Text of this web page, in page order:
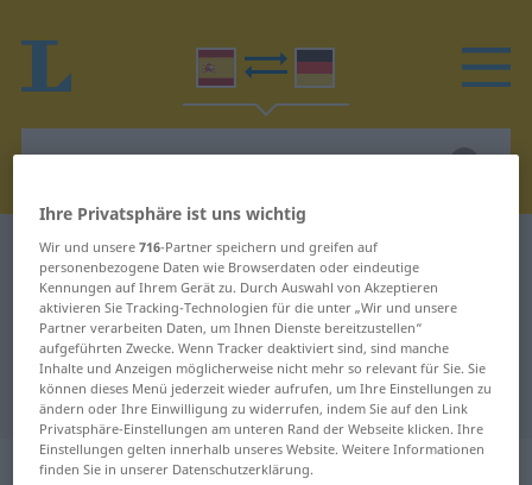
Spanisch-Deutsch Wörterbuch moquear
Spanisch-Deutsch Übersetzung für
"moquear"
"moquear" Deutsch Übersetzung
„moquear“: verbo intransitivo
Ihre Privatsphäre ist uns wichtig
Wir und unsere716-Partner speichern und greifen auf
personenbezogene Daten wie Browserdaten oder eindeutige
Kennungen auf Ihrem Gerät zu. Durch Auswahl von Akzeptieren
aktivieren Sie Tracking-Technologien für die unter „Wir und unsere
Partner verarbeiten Daten, um Ihnen Dienste bereitzustellen“
aufgeführten Zwecke. Wenn Tracker deaktiviert sind, sind manche
Inhalte und Anzeigen möglicherweise nicht mehr so relevant für Sie. Sie
können dieses Menü jederzeit wieder aufrufen, um Ihre Einstellungen zu
ändern oder Ihre Einwilligung zu widerrufen, indem Sie auf den Link
Privatsphäre-Einstellungen am unteren Rand der Webseite klicken. Ihre
Einstellungen gelten innerhalb unseres Website. Weitere Informationen
finden Sie in unserer Datenschutzerklärung.